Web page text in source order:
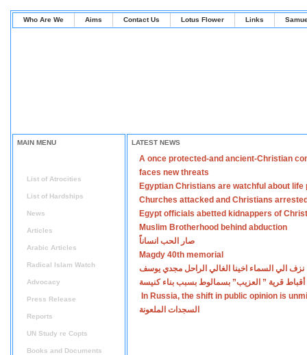
Who Are We Aims Contact Us Lotus Flower Links
MAIN MENU
List of Atrocities
List of Hardships
News
Articles
Arabic Articles
Radical Islam Watch
Advocacy
Press Release
Reports
UN Study re Copts
Books and Documents
LATEST NEWS
A once protected-and ancient-Christian
faces new threats
Egyptian Christians are watchful about life
Churches attacked and Christians
Egypt officials abetted kidnappers of
Muslim Brotherhood behind abduction
صار الحب انساناً
Magdy 40th memorial
نزف الي السماء اخينا الغالي الراحل مجدي يوسف
أقباط قرية ” العزيب” بسمالوط بسبب بناء كنيسة
In Russia, the shift in public opinion is
السجدات الملعونة